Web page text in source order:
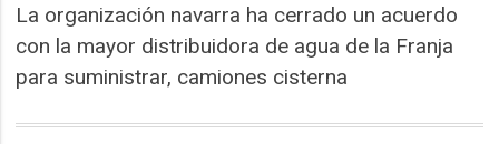
La organización navarra ha cerrado un acuerdo
con la mayor distribuidora de agua de la Franja
para suministrar, camiones cisterna